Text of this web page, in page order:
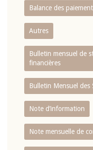
Balance des
Autres
Bulletin mensuel de
financières
Bulletin Mensuel des
Note d’information
Note mensuelle de